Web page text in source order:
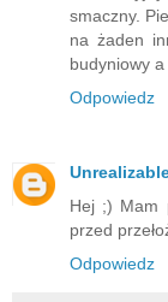
smaczny.
na żaden
budyniowy
Odpowiedz
Hej ;) Mam
przed
Odpowiedz